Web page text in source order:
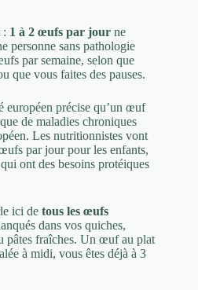
: 1 à 2 œufs par jour ne
personne sans pathologie
par semaine, selon que
que vous faites des pauses.
européen précise qu’un œuf
de maladies chroniques
Les nutritionnistes vont
par jour pour les enfants,
ont des besoins protéiques
ici de tous les œufs
dans vos quiches,
pâtes fraîches. Un œuf au plat
à midi, vous êtes déjà à 3